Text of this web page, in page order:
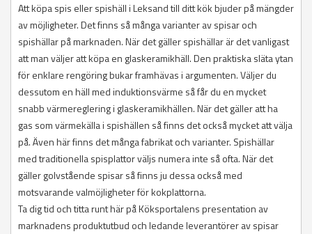
Att köpa spis eller spishäll i Leksand till ditt kök bjuder på mängder
av möjligheter. Det finns så många varianter av spisar och
spishällar på marknaden. När det gäller spishällar är det vanligast
att man väljer att köpa en glaskeramikhäll. Den praktiska släta ytan
för enklare rengöring bukar framhävas i argumenten. Väljer du
dessutom en häll med induktionsvärme så får du en mycket
snabb värmereglering i glaskeramikhällen. När det gäller att ha
gas som värmekälla i spishällen så finns det också mycket att välja
på. Även här finns det många fabrikat och varianter. Spishällar
med traditionella spisplattor väljs numera inte så ofta. När det
gäller golvstående spisar så finns ju dessa också med
motsvarande valmöjligheter för kokplattorna.
Ta dig tid och titta runt här på Köksportalens presentation av
marknadens produktutbud och ledande leverantörer av spisar